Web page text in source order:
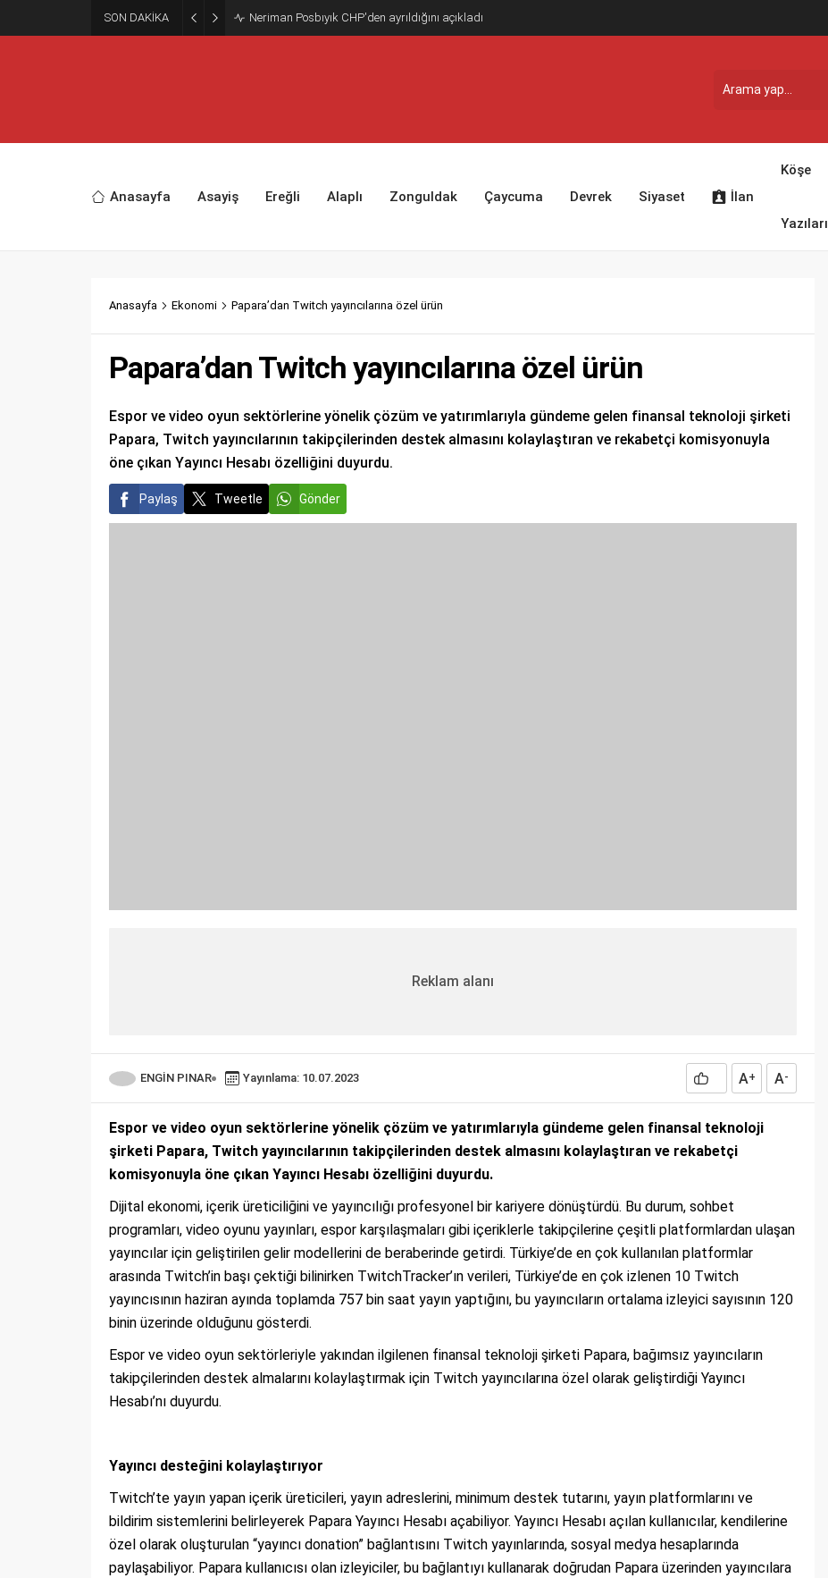
SON DAKİKA Neriman Posbıyık CHP'den ayrıldığını açıkladı
Anasayfa Asayiş Ereğli Alaplı Zonguldak Çaycuma Devrek Siyaset İlan
Köşe
Yazıları
Anasayfa Ekonomi Papara’dan Twitch yayıncılarına özel ürün
Papara’dan Twitch yayıncılarına özel ürün
Espor ve video oyun sektörlerine yönelik çözüm ve yatırımlarıyla gündeme gelen finansal teknoloji şirketi
Papara, Twitch yayıncılarının takipçilerinden destek almasını kolaylaştıran ve rekabetçi komisyonuyla
öne çıkan Yayıncı Hesabı özelliğini duyurdu.
Paylaş Tweetle Gönder
Reklam alanı
ENGİN PINAR Yayınlama: 10.07.2023 A+ A-
Espor ve video oyun sektörlerine yönelik çözüm ve yatırımlarıyla gündeme gelen finansal teknoloji
şirketi Papara, Twitch yayıncılarının takipçilerinden destek almasını kolaylaştıran ve rekabetçi
komisyonuyla öne çıkan Yayıncı Hesabı özelliğini duyurdu.
Dijital ekonomi, içerik üreticiliğini ve yayıncılığı profesyonel bir kariyere dönüştürdü. Bu durum, sohbet
programları, video oyunu yayınları, espor karşılaşmaları gibi içeriklerle takipçilerine çeşitli platformlardan ulaşan
yayıncılar için geliştirilen gelir modellerini de beraberinde getirdi. Türkiye’de en çok kullanılan platformlar
arasında Twitch’in başı çektiği bilinirken TwitchTracker’ın verileri, Türkiye’de en çok izlenen 10 Twitch
yayıncısının haziran ayında toplamda 757 bin saat yayın yaptığını, bu yayıncıların ortalama izleyici sayısının 120
binin üzerinde olduğunu gösterdi.
Espor ve video oyun sektörleriyle yakından ilgilenen finansal teknoloji şirketi Papara, bağımsız yayıncıların
takipçilerinden destek almalarını kolaylaştırmak için Twitch yayıncılarına özel olarak geliştirdiği Yayıncı
Hesabı’nı duyurdu.
Yayıncı desteğini kolaylaştırıyor
Twitch’te yayın yapan içerik üreticileri, yayın adreslerini, minimum destek tutarını, yayın platformlarını ve
bildirim sistemlerini belirleyerek Papara Yayıncı Hesabı açabiliyor. Yayıncı Hesabı açılan kullanıcılar, kendilerine
özel olarak oluşturulan “yayıncı donation” bağlantısını Twitch yayınlarında, sosyal medya hesaplarında
paylaşabiliyor. Papara kullanıcısı olan izleyiciler, bu bağlantıyı kullanarak doğrudan Papara üzerinden yayıncılara